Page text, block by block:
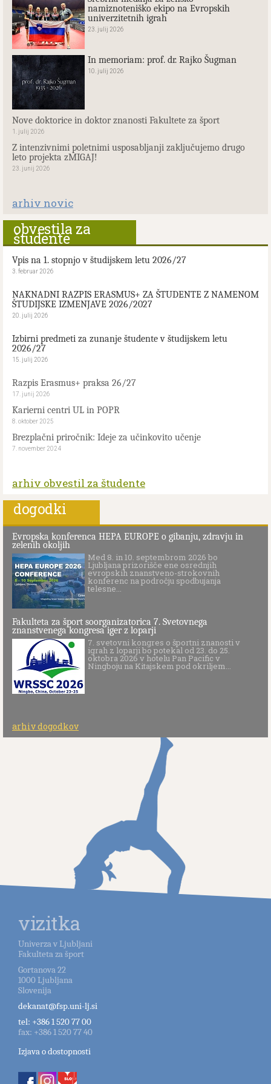
namiznoteniško ekipo na Evropskih
univerzitetnih igrah
23. julij 2026
In memoriam: prof. dr. Rajko Šugman
10. julij 2026
Nove doktorice in doktor znanosti Fakultete za šport
1. julij 2026
Z intenzivnimi poletnimi usposabljanji zaključujemo drugo
leto projekta zMIGAJ!
23. junij 2026
arhiv novic
obvestila za
študente
Vpis na 1. stopnjo v študijskem letu 2026/27
3. februar 2026
NAKNADNI RAZPIS ERASMUS+ ZA ŠTUDENTE Z NAMENOM
ŠTUDIJSKE IZMENJAVE 2026/2027
20. julij 2026
Izbirni predmeti za zunanje študente v študijskem letu
2026/27
15. julij 2026
Razpis Erasmus+ praksa 26/27
17. junij 2026
Karierni centri UL in POPR
8. oktober 2025
Brezplačni priročnik: Ideje za učinkovito učenje
7. november 2024
arhiv obvestil za študente
dogodki
Evropska konferenca HEPA EUROPE o gibanju, zdravju in
zelenih okoljih
Med 8. in 10. septembrom 2026 bo
Ljubljana prizorišče ene osrednjih
evropskih znanstveno-strokovnih
konferenc na področju spodbujanja
telesne...
Fakulteta za šport soorganizatorica 7. Svetovnega
znanstvenega kongresa iger z loparji
7. svetovni kongres o športni znanosti v
igrah z loparji bo potekal od 23. do 25.
oktobra 2026 v hotelu Pan Pacific v
Ningboju na Kitajskem pod okriljem...
arhiv dogodkov
vizitka
Univerza v Ljubljani
Fakulteta za šport
Gortanova 22
1000Ljubljana
Slovenija
dekanat@fsp.uni-lj.si
tel: +386 1 520 77 00
fax: +386 1 520 77 40
Izjava o dostopnosti